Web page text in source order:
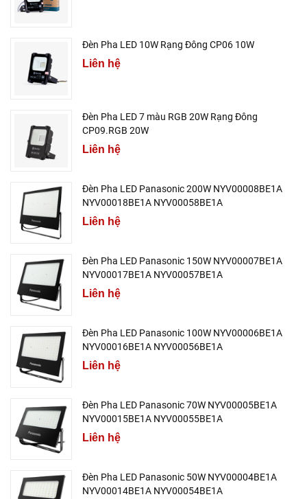
Đèn Pha LED 10W Rạng Đông CP06 10W
Liên hệ
Đèn Pha LED 7 màu RGB 20W Rạng Đông
CP09.RGB 20W
Liên hệ
Đèn Pha LED Panasonic 200W NYV00008BE1A
NYV00018BE1A NYV00058BE1A
Liên hệ
Đèn Pha LED Panasonic 150W NYV00007BE1A
NYV00017BE1A NYV00057BE1A
Liên hệ
Đèn Pha LED Panasonic 100W NYV00006BE1A
NYV00016BE1A NYV00056BE1A
Liên hệ
Đèn Pha LED Panasonic 70W NYV00005BE1A
NYV00015BE1A NYV00055BE1A
Liên hệ
Đèn Pha LED Panasonic 50W NYV00004BE1A
NYV00014BE1A NYV00054BE1A